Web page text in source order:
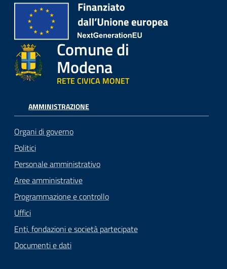
Comune di
Modena
RETE CIVICA MONET
AMMINISTRAZIONE
Organi di governo
Politici
Personale amministrativo
Aree amministrative
Programmazione e controllo
Uffici
Enti, fondazioni e società partecipate
Documenti e dati